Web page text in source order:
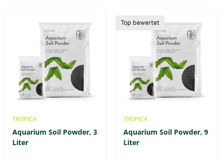
TROPICA
Aquarium Soil Powder, 3
Liter
Top bewertet
TROPICA
Aquarium Soil Powder, 9
Liter